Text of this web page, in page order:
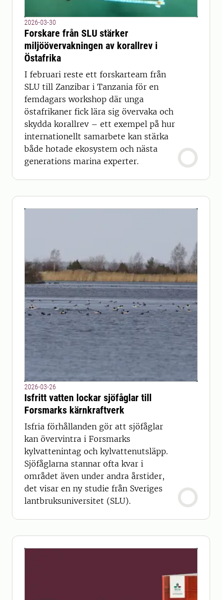
2026-03-30
Forskare från SLU stärker
miljöövervakningen av korallrev i
Östafrika
I februari reste ett forskarteam från
SLU till Zanzibar i Tanzania för en
femdagars workshop där unga
östafrikaner fick lära sig övervaka och
skydda korallrev – ett exempel på hur
internationellt samarbete kan stärka
både hotade ekosystem och nästa
generations marina experter.
2026-03-26
Isfritt vatten lockar sjöfåglar till
Forsmarks kärnkraftverk
Isfria förhållanden gör att sjöfåglar
kan övervintra i Forsmarks
kylvattenintag och kylvattenutsläpp.
Sjöfåglarna stannar ofta kvar i
området även under andra årstider,
det visar en ny studie från Sveriges
lantbruksuniversitet (SLU).